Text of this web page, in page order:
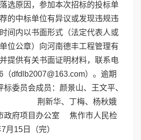
选原因，参加本次招标的投标单
的中标单位有异议或发现违规违
间内以书面形式（法定代表人或
位公章）向河南德丰工程管理有
提供有关书面证明材料，联系电
（dfdlb2007@163.com）。逾期
委员会成员：颜景山、王文平、
荆新华、丁梅、杨秋娥
政府项目办公室 焦作市人民检
15日（完）